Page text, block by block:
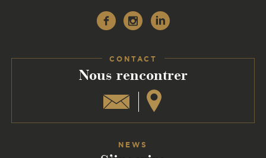
CONTACT
Nous rencontrer
NEWS